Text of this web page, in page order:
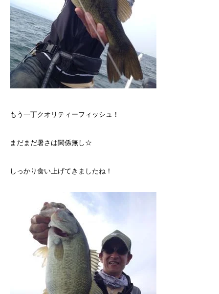
もう一丁クオリティーフィッシュ！
まだまだ暑さは関係無し☆
しっかり食い上げてきましたね！